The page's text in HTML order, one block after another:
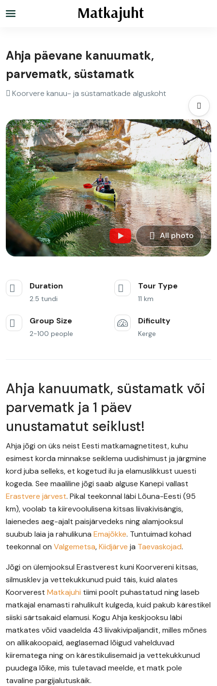
Ahja päevane kanuumatk,
parvematk, süstamatk
Koorvere kanuu- ja süstamatkade alguskoht
All photo
Duration
2.5 tundi
Tour Type
11 km
Group Size
2-100 people
Dificulty
Kerge
Ahja kanuumatk, süstamatk või
parvematk ja 1 päev
unustamatut seiklust!
Ahja jõgi on üks neist Eesti matkamagnetitest, kuhu
esimest korda minnakse seiklema uudishimust ja järgmine
kord juba selleks, et kogetud ilu ja elamuslikkust uuesti
kogeda. See maaliline jõgi saab alguse Kanepi vallast
Erastvere järvest. Pikal teekonnal läbi Lõuna-Eesti (95
km), voolab ta kiirevoolulisena kitsas liivakivisängis,
laienedes aeg-ajalt paisjärvedeks ning alamjooksul
suubub laia ja rahulikuna Emajõkke. Tuntuimad kohad
teekonnal on Valgemetsa,Kiidjärve ja Taevaskojad.
Jõgi on ülemjooksul Erastverest kuni Koorvereni kitsas,
silmusklev ja vettekukkunud puid täis, kuid alates
Koorverest Matkajuhi tiimi poolt puhastatud ning laseb
matkajal enamasti rahulikult kulgeda, kuid pakub kärestikel
siiski särtsakaid elamusi. Kogu Ahja keskjooksu läbi
matkates võid vaadelda 43 liivakivipaljandit, milles mõnes
on allikakoopaid, aeglasemad lõigud vahelduvad
kiirematega ning on kärestikulisemaid ja vettekukkunud
puudega lõike, mis tuletavad meelde, et matk pole
tavaline pargijalutuskäik.